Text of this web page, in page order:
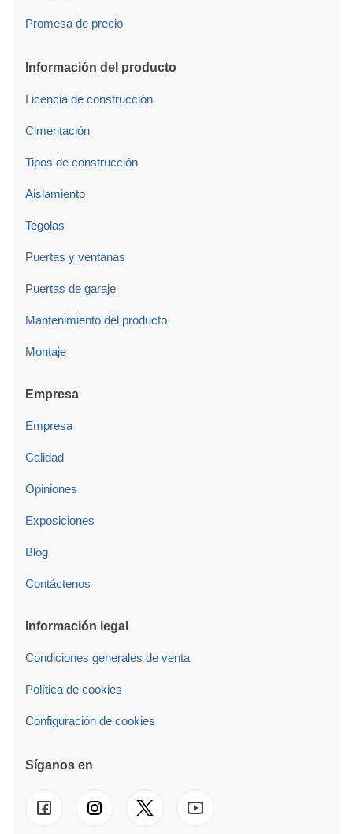
Promesa de precio
Información del producto
Licencia de construcción
Cimentación
Tipos de construcción
Aislamiento
Tegolas
Puertas y ventanas
Puertas de garaje
Mantenimiento del producto
Montaje
Empresa
Empresa
Calidad
Opiniones
Exposiciones
Blog
Contáctenos
Información legal
Condiciones generales de venta
Política de cookies
Configuración de cookies
Síganos en